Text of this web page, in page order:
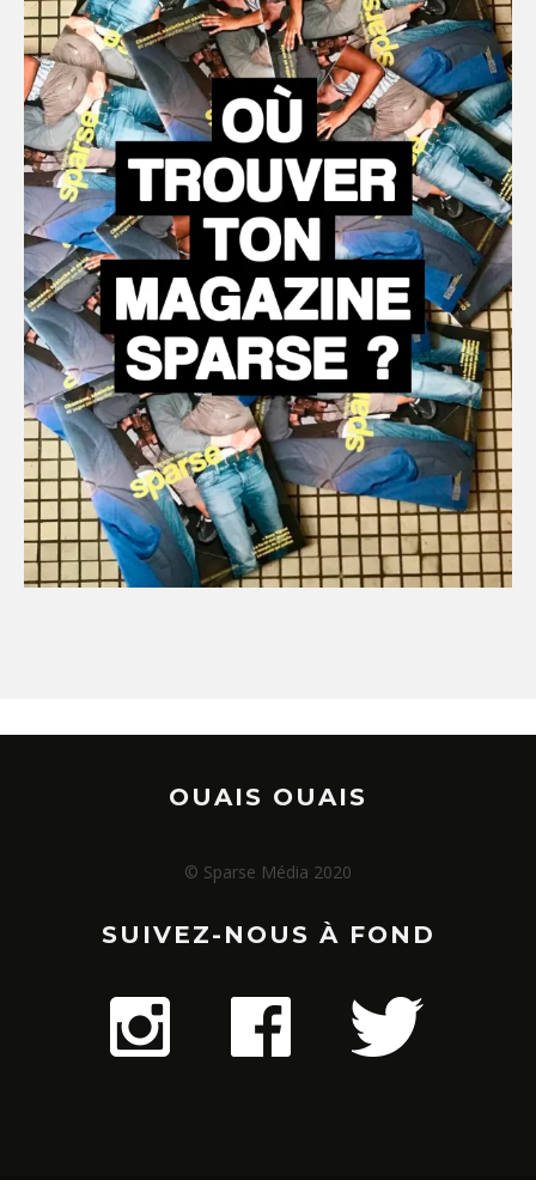
OUAIS OUAIS
© Sparse Média 2020
SUIVEZ-NOUS À FOND